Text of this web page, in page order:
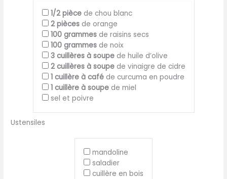
1/2 piècede chou blanc
2 piècesde orange
100 grammesde raisins secs
100 grammesde noix
3 cuillères à soupede huile d’olive
2 cuillères à soupede vinaigre de cidre
1 cuillère à caféde curcuma en poudre
1 cuillère à soupede miel
sel et poivre
Ustensiles
mandoline
saladier
cuillère en bois